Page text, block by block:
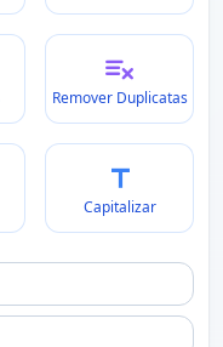
Remover Duplicatas
Capitalizar